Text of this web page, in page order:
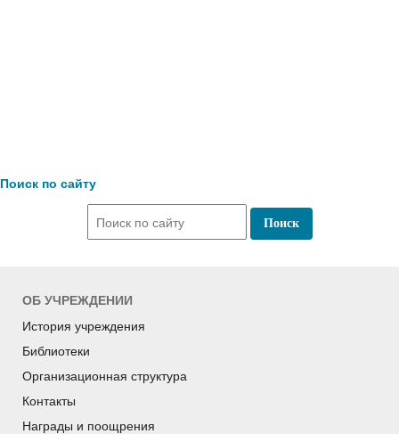
Поиск по сайту
ОБ УЧРЕЖДЕНИИ
История учреждения
Библиотеки
Организационная структура
Контакты
Награды и поощрения